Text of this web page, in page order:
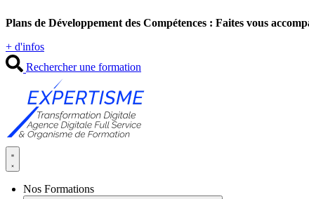
au
Plans de Développement des Compétences : Faites vous
+ d'infos
Rechercher une formation
Nos Formations